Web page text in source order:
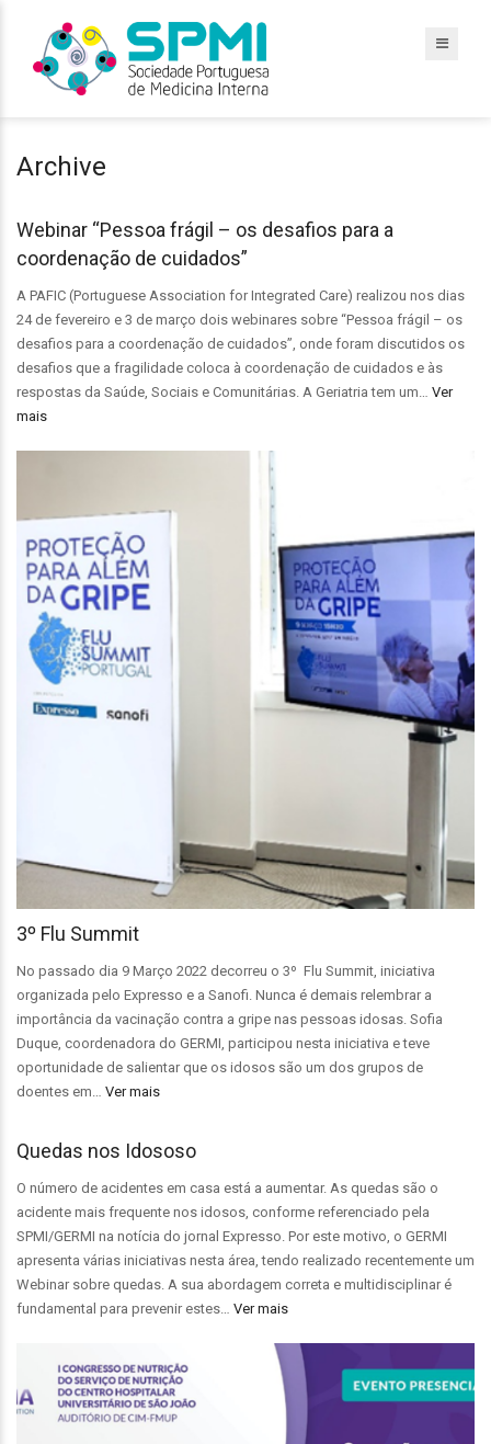
Archive
Webinar “Pessoa frágil – os desafios para a
coordenação de cuidados”
A PAFIC (Portuguese Association for Integrated Care) realizou nos dias
24 de fevereiro e 3 de março dois webinares sobre “Pessoa frágil – os
desafios para a coordenação de cuidados”, onde foram discutidos os
desafios que a fragilidade coloca à coordenação de cuidados e às
respostas da Saúde, Sociais e Comunitárias. A Geriatria tem um… Ver
mais
3º Flu Summit
No passado dia 9 Março 2022 decorreu o 3º Flu Summit, iniciativa
organizada pelo Expresso e a Sanofi. Nunca é demais relembrar a
importância da vacinação contra a gripe nas pessoas idosas. Sofia
Duque, coordenadora do GERMI, participou nesta iniciativa e teve
oportunidade de salientar que os idosos são um dos grupos de
doentes em… Ver mais
Quedas nos Idososo
O número de acidentes em casa está a aumentar. As quedas são o
acidente mais frequente nos idosos, conforme referenciado pela
SPMI/GERMI na notícia do jornal Expresso. Por este motivo, o GERMI
apresenta várias iniciativas nesta área, tendo realizado recentemente um
Webinar sobre quedas. A sua abordagem correta e multidisciplinar é
fundamental para prevenir estes… Ver mais